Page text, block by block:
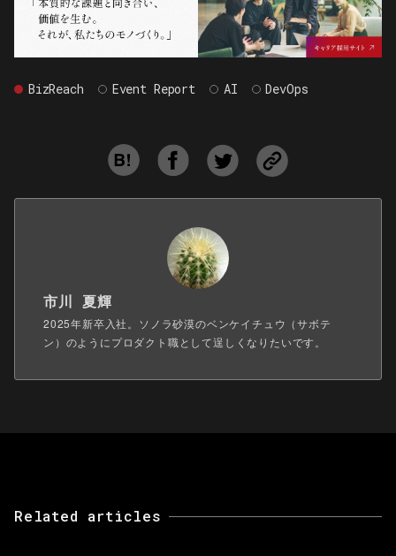
BizReach Event Report AI DevOps
市川 夏輝
2025年新卒入社。ソノラ砂漠のベンケイチュウ（サボテ
ン）のようにプロダクト職として逞しくなりたいです。
Related articles